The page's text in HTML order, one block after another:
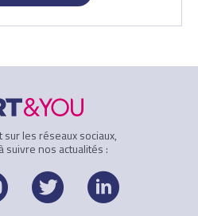
les réseaux sociaux,
suivre nos actualités :
youtube
twitter